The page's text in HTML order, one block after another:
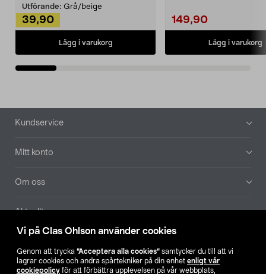
Vi på Clas Ohlson använder cookies
Genom att trycka ”Acceptera alla cookies” samtycker du till att vi
lagrar cookies och andra spårtekniker på din enhet enligt vår
cookiepolicy för att förbättra upplevelsen på vår webbplats,
Utförande: Grå/beige
39,90
Lägg i varukorg
149,90
Lägg i varukorg
Sidfot
Kundservice
Mitt konto
Om oss
Aktuellt
Hitta butik